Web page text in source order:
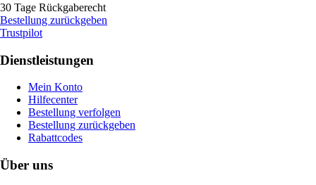
30 Tage Rückgaberecht
Bestellung zurückgeben
Trustpilot
Dienstleistungen
Mein Konto
Hilfecenter
Bestellung verfolgen
Bestellung zurückgeben
Rabattcodes
Über uns